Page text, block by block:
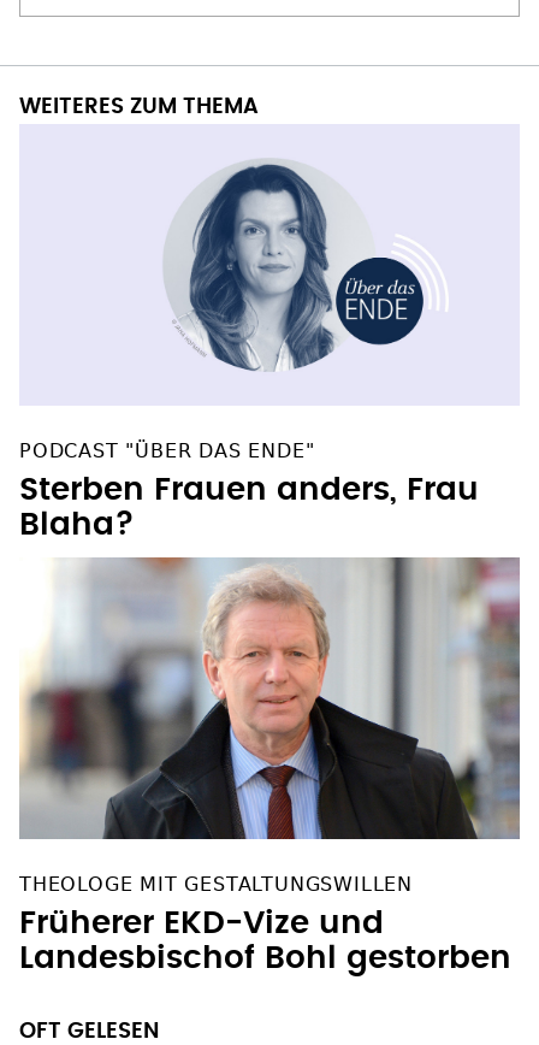
WEITERES ZUM THEMA
PODCAST "ÜBER DAS ENDE"
Sterben Frauen anders, Frau
Blaha?
THEOLOGE MIT GESTALTUNGSWILLEN
Früherer EKD-Vize und
Landesbischof Bohl gestorben
OFT GELESEN